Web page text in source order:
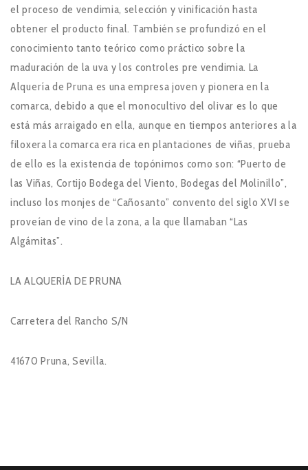
el proceso de vendimia, selección y vinificación hasta
obtener el producto final. También se profundizó en el
conocimiento tanto teórico como práctico sobre la
maduración de la uva y los controles pre vendimia. La
Alquería de Pruna es una empresa joven y pionera en la
comarca, debido a que el monocultivo del olivar es lo que
está más arraigado en ella, aunque en tiempos anteriores a la
filoxera la comarca era rica en plantaciones de viñas, prueba
de ello es la existencia de topónimos como son: “Puerto de
las Viñas, Cortijo Bodega del Viento, Bodegas del Molinillo”,
incluso los monjes de “Cañosanto” convento del siglo XVI se
proveían de vino de la zona, a la que llamaban “Las
Algámitas”.
LA ALQUERÍA DE PRUNA
Carretera del Rancho S/N
41670 Pruna, Sevilla.